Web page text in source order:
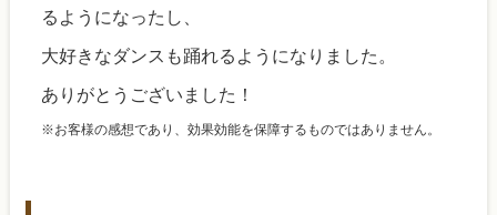
るようになったし、
大好きなダンスも踊れるようになりました。
ありがとうございました！
※お客様の感想であり、効果効能を保障するものではありません。